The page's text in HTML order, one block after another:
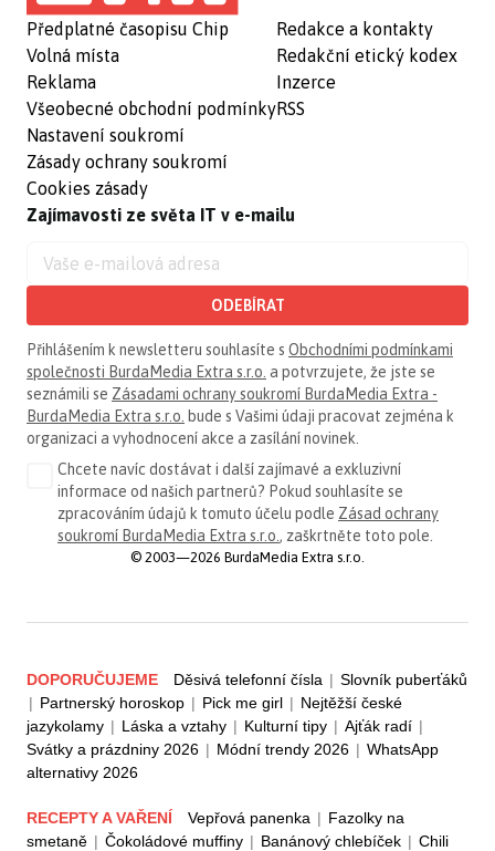
Předplatné časopisu Chip
Volná místa
Reklama
Všeobecné obchodní podmínky
Nastavení soukromí
Zásady ochrany soukromí
Cookies zásady
Redakce a kontakty
Redakční etický kodex
Inzerce
RSS
Zajímavosti ze světa IT v e-mailu
ODEBÍRAT
Přihlášením k newsletteru souhlasíte s Obchodními podmínkami
společnosti BurdaMedia Extra s.r.o. a potvrzujete, že jste se
seznámili se Zásadami ochrany soukromí BurdaMedia Extra -
BurdaMedia Extra s.r.o. bude s Vašimi údaji pracovat zejména k
organizaci a vyhodnocení akce a zasílání novinek.
Chcete navíc dostávat i další zajímavé a exkluzivní
informace od našich partnerů? Pokud souhlasíte se
zpracováním údajů k tomuto účelu podle Zásad ochrany
soukromí BurdaMedia Extra s.r.o. , zaškrtněte toto pole.
© 2003—2026 BurdaMedia Extra s.r.o.
DOPORUČUJEME Děsivá telefonní čísla | Slovník puberťáků
| Partnerský horoskop | Pick me girl | Nejtěžší české
jazykolamy | Láska a vztahy | Kulturní tipy | Ajťák radí |
Svátky a prázdniny 2026 | Módní trendy 2026 | WhatsApp
alternativy 2026
RECEPTY A VAŘENÍ Vepřová panenka | Fazolky na
smetaně | Čokoládové muffiny | Banánový chlebíček | Chili